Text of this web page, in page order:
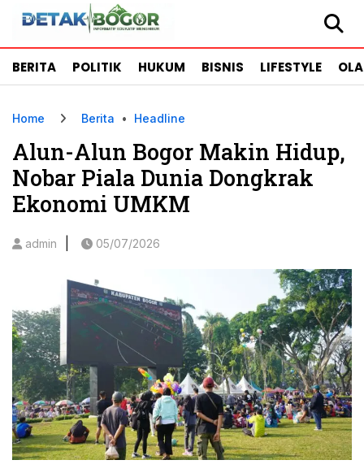
BERITA POLITIK HUKUM BISNIS LIFESTYLE
Home Berita • Headline
Alun-Alun Bogor Makin Hidup,
Nobar Piala Dunia Dongkrak
Ekonomi UMKM
admin 05/07/2026